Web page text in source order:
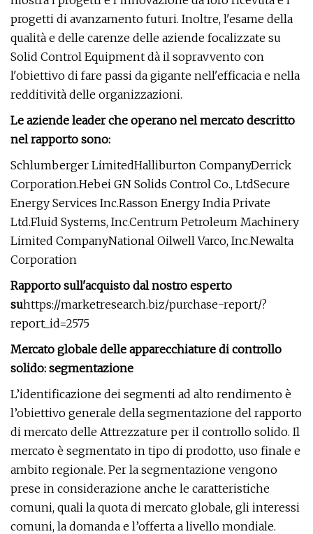
progetti di avanzamento futuri. Inoltre, l'esame della
qualità e delle carenze delle aziende focalizzate su
Solid Control Equipment dà il sopravvento con
l'obiettivo di fare passi da gigante nell'efficacia e nella
redditività delle organizzazioni.
Le aziende leader che operano nel mercato descritto
nel rapporto sono:
Schlumberger LimitedHalliburton CompanyDerrick
Corporation.Hebei GN Solids Control Co., LtdSecure
Energy Services Inc.Rasson Energy India Private
Ltd.Fluid Systems, Inc.Centrum Petroleum Machinery
Limited CompanyNational Oilwell Varco, Inc.Newalta
Corporation
Rapporto sull'acquisto dal nostro esperto
suhttps://marketresearch.biz/purchase-report/?
report_id=2575
Mercato globale delle apparecchiature di controllo
solido: segmentazione
L’identificazione dei segmenti ad alto rendimento è
l’obiettivo generale della segmentazione del rapporto
di mercato delle Attrezzature per il controllo solido. Il
mercato è segmentato in tipo di prodotto, uso finale e
ambito regionale. Per la segmentazione vengono
prese in considerazione anche le caratteristiche
comuni, quali la quota di mercato globale, gli interessi
comuni, la domanda e l’offerta a livello mondiale.